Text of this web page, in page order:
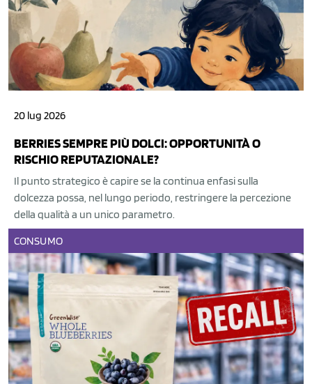
20 lug 2026
BERRIES SEMPRE PIÙ DOLCI: OPPORTUNITÀ O
RISCHIO REPUTAZIONALE?
Il punto strategico è capire se la continua enfasi sulla
dolcezza possa, nel lungo periodo, restringere la percezione
della qualità a un unico parametro.
CONSUMO